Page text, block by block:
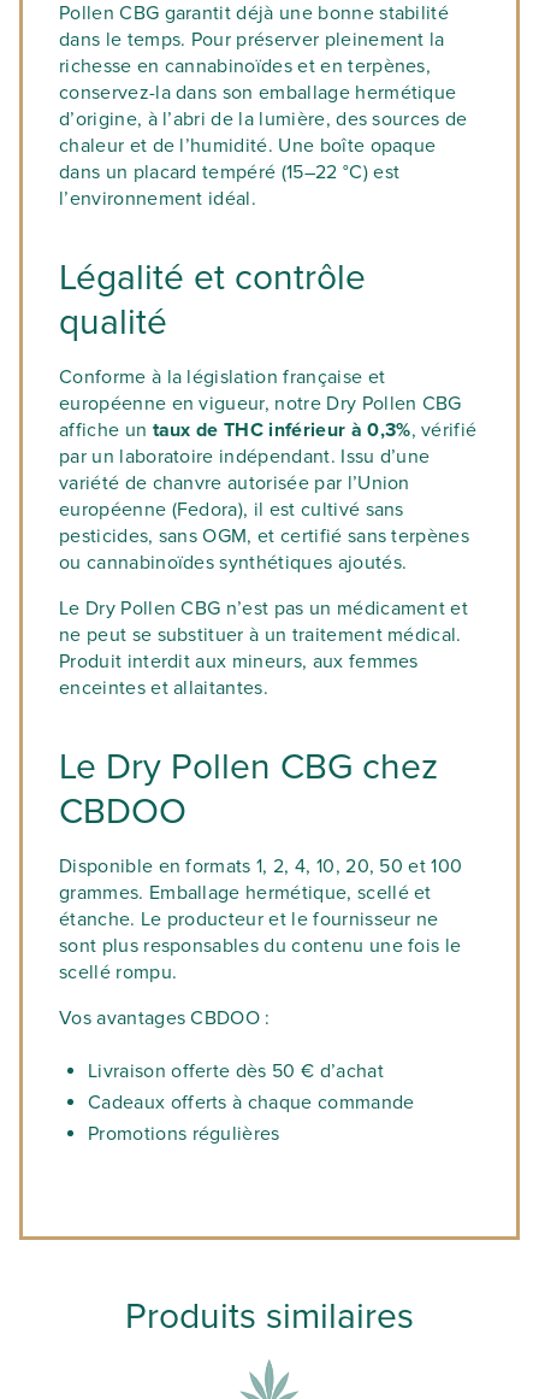
Pollen CBG garantit déjà une bonne stabilité
dans le temps. Pour préserver pleinement la
richesse en cannabinoïdes et en terpènes,
conservez-la dans son emballage hermétique
d’origine, à l’abri de la lumière, des sources de
chaleur et de l’humidité. Une boîte opaque
dans un placard tempéré (15–22 °C) est
l’environnement idéal.
Légalité et contrôle
qualité
Conforme à la législation française et
européenne en vigueur, notre Dry Pollen CBG
affiche un taux de THC inférieur à 0,3%, vérifié
par un laboratoire indépendant. Issu d’une
variété de chanvre autorisée par l’Union
européenne (Fedora), il est cultivé sans
pesticides, sans OGM, et certifié sans terpènes
ou cannabinoïdes synthétiques ajoutés.
Le Dry Pollen CBG n’est pas un médicament et
ne peut se substituer à un traitement médical.
Produit interdit aux mineurs, aux femmes
enceintes et allaitantes.
Le Dry Pollen CBG chez
CBDOO
Disponible en formats 1, 2, 4, 10, 20, 50 et 100
grammes. Emballage hermétique, scellé et
étanche. Le producteur et le fournisseur ne
sont plus responsables du contenu une fois le
scellé rompu.
Vos avantages CBDOO :
Livraison offerte dès 50 € d’achat
Cadeaux offerts à chaque commande
Promotions régulières
Produits similaires